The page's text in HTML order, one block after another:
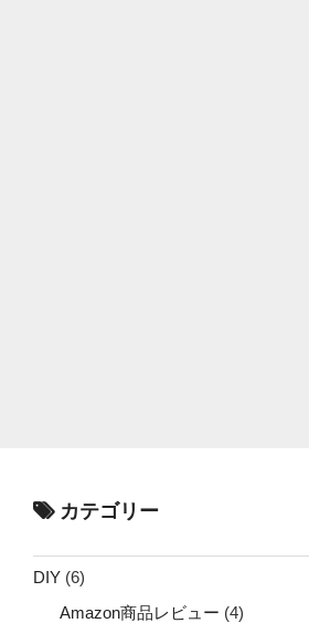
カテゴリー
DIY (6)
Amazon商品レビュー (4)